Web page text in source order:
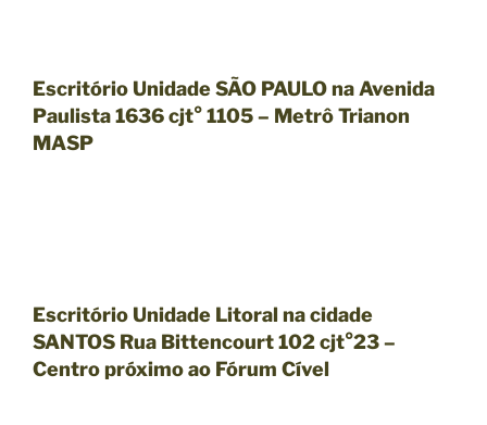
Escritório Unidade SÃO PAULO na Avenida
Paulista 1636 cjt° 1105 – Metrô Trianon
MASP
Escritório Unidade Litoral na cidade
SANTOS Rua Bittencourt 102 cjt°23 –
Centro próximo ao Fórum Cível